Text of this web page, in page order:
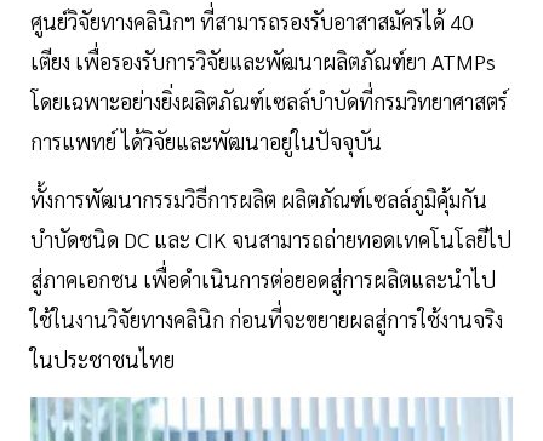
ศูนย์วิจัยทางคลินิกฯ ที่สามารถรองรับอาสาสมัครได้ 40
เตียง เพื่อรองรับการวิจัยและพัฒนาผลิตภัณฑ์ยา ATMPs
โดยเฉพาะอย่างยิ่งผลิตภัณฑ์เซลล์บำบัดที่กรมวิทยาศาสตร์
การแพทย์ ได้วิจัยและพัฒนาอยู่ในปัจจุบัน
ทั้งการพัฒนากรรมวิธีการผลิต ผลิตภัณฑ์เซลล์ภูมิคุ้มกัน
บำบัดชนิด DC และ CIK จนสามารถถ่ายทอดเทคโนโลยีไป
สู่ภาคเอกชน เพื่อดำเนินการต่อยอดสู่การผลิตและนำไป
ใช้ในงานวิจัยทางคลินิก ก่อนที่จะขยายผลสู่การใช้งานจริง
ในประชาชนไทย